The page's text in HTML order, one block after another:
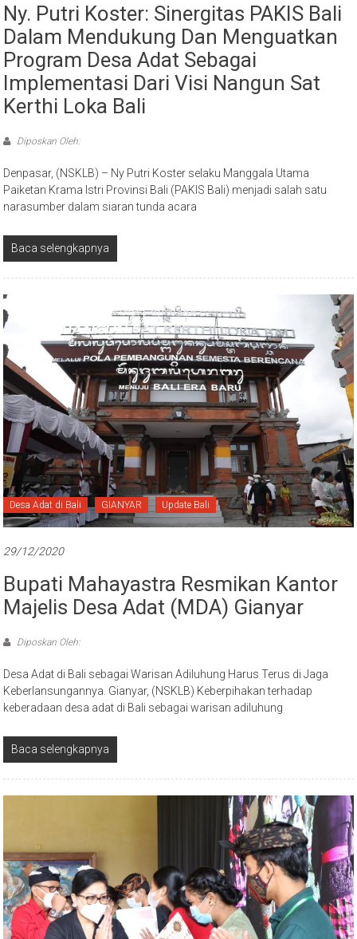
Ny. Putri Koster: Sinergitas PAKIS Bali
Dalam Mendukung Dan Menguatkan
Program Desa Adat Sebagai
Implementasi Dari Visi Nangun Sat
Kerthi Loka Bali
Diposkan Oleh:
Denpasar, (NSKLB) – Ny Putri Koster selaku Manggala Utama
Paiketan Krama Istri Provinsi Bali (PAKIS Bali) menjadi salah satu
narasumber dalam siaran tunda acara
Baca selengkapnya
Desa Adat di Bali GIANYAR Update Bali
29/12/2020
Bupati Mahayastra Resmikan Kantor
Majelis Desa Adat (MDA) Gianyar
Diposkan Oleh:
Desa Adat di Bali sebagai Warisan Adiluhung Harus Terus di Jaga
Keberlansungannya. Gianyar, (NSKLB) Keberpihakan terhadap
keberadaan desa adat di Bali sebagai warisan adiluhung
Baca selengkapnya